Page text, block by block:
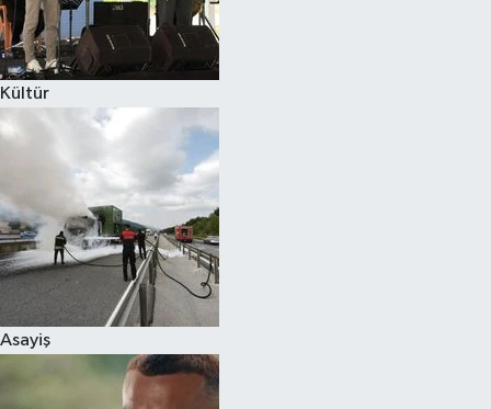
Kültür
Asayiş
Spor
Eğitim
Hava Durumu
Kadın
Kim kimdir?